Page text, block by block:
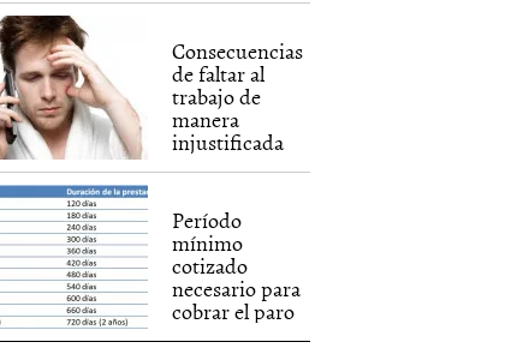
Consecuencias
de faltar al
trabajo de
manera
injustificada
Período
mínimo
cotizado
necesario para
cobrar el paro